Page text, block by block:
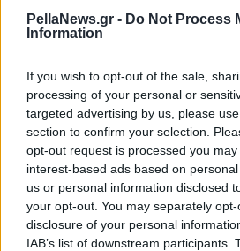
PellaNews.gr - Do Not Process
Information
If you wish to opt-out of the sale,
processing of your personal or
targeted advertising by us, please
section to confirm your selection.
opt-out request is processed you
interest-based ads based on
us or personal information disclosed
your opt-out. You may separately
disclosure of your personal
IAB’s list of downstream participants.
17
του